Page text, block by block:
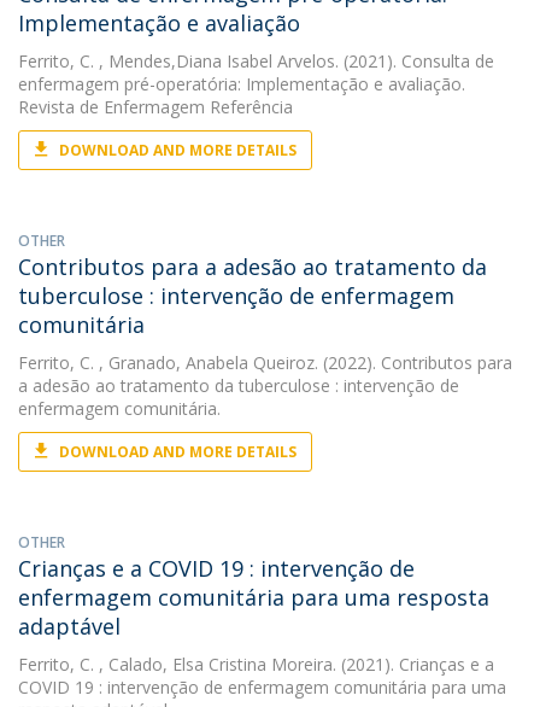
Implementação e avaliação
Ferrito, C. , Mendes,Diana Isabel Arvelos. (2021). Consulta de
enfermagem pré-operatória: Implementação e avaliação.
Revista de Enfermagem Referência
DOWNLOAD AND MORE DETAILS
OTHER
Contributos para a adesão ao tratamento da
tuberculose : intervenção de enfermagem
comunitária
Ferrito, C. , Granado, Anabela Queiroz. (2022). Contributos para
a adesão ao tratamento da tuberculose : intervenção de
enfermagem comunitária.
DOWNLOAD AND MORE DETAILS
OTHER
Crianças e a COVID 19 : intervenção de
enfermagem comunitária para uma resposta
adaptável
Ferrito, C. , Calado, Elsa Cristina Moreira. (2021). Crianças e a
COVID 19 : intervenção de enfermagem comunitária para uma